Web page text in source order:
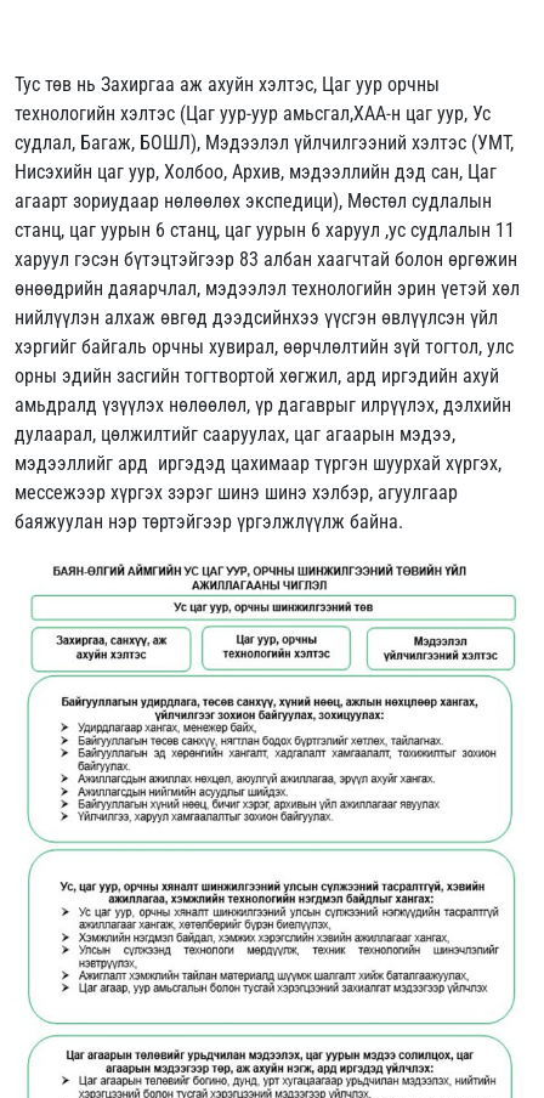
Тус төв нь Захиргаа аж ахуйн хэлтэс, Цаг уур орчны
технологийн хэлтэс (Цаг уур-уур амьсгал,ХАА-н цаг уур, Ус
судлал, Багаж, БОШЛ), Мэдээлэл үйлчилгээний хэлтэс (УМТ,
Нисэхийн цаг уур, Холбоо, Архив, мэдээллийн дэд сан, Цаг
агаарт зориудаар нөлөөлөх экспедици), Мөстөл судлалын
станц, цаг уурын 6 станц, цаг уурын 6 харуул ,ус судлалын 11
харуул гэсэн бүтэцтэйгээр 83 албан хаагчтай болон өргөжин
өнөөдрийн даяарчлал, мэдээлэл технологийн эрин үетэй хөл
нийлүүлэн алхаж өвгөд дээдсийнхээ үүсгэн өвлүүлсэн үйл
хэргийг байгаль орчны хувирал, өөрчлөлтийн зүй тогтол, улс
орны эдийн засгийн тогтвортой хөгжил, ард иргэдийн ахуй
амьдралд үзүүлэх нөлөөлөл, үр дагаврыг илрүүлэх, дэлхийн
дулаарал, цөлжилтийг сааруулах, цаг агаарын мэдээ,
мэдээллийг ард иргэдэд цахимаар түргэн шуурхай хүргэх,
мессежээр хүргэх зэрэг шинэ шинэ хэлбэр, агуулгаар
баяжуулан нэр төртэйгээр үргэлжлүүлж байна.